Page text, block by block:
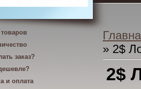
товаров
заказ?
и оплата
» 2$
2$